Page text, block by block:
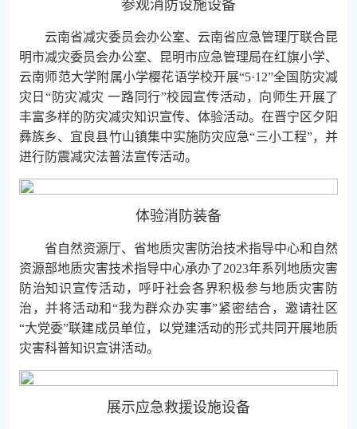
参观消防设施设备
云南省减灾委员会办公室、云南省应急管理厅联合昆
明市减灾委员会办公室、昆明市应急管理局在红旗小学、
云南师范大学附属小学樱花语学校开展“5·12”全国防灾减
灾日“防灾减灾 一路同行”校园宣传活动，向师生开展了
丰富多样的防灾减灾知识宣传、体验活动。在晋宁区夕阳
彝族乡、宜良县竹山镇集中实施防灾应急“三小工程”，并
进行防震减灾法普法宣传活动。
体验消防装备
省自然资源厅、省地质灾害防治技术指导中心和自然
资源部地质灾害技术指导中心承办了2023年系列地质灾害
防治知识宣传活动，呼吁社会各界积极参与地质灾害防
治，并将活动和“我为群众办实事”紧密结合，邀请社区
“大党委”联建成员单位，以党建活动的形式共同开展地质
灾害科普知识宣讲活动。
展示应急救援设施设备